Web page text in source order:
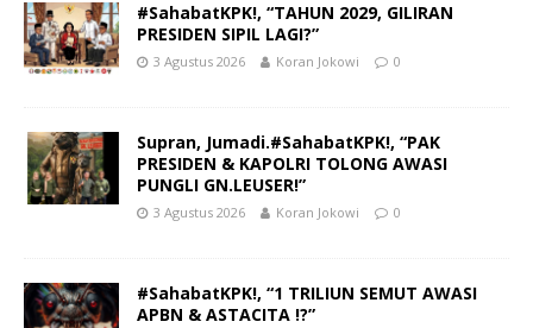
#SahabatKPK!, “TAHUN 2029, GILIRAN
PRESIDEN SIPIL LAGI?”
3 Agustus 2026 Koran Jokowi 0
Supran, Jumadi.#SahabatKPK!, “PAK
PRESIDEN & KAPOLRI TOLONG AWASI
PUNGLI GN.LEUSER!”
3 Agustus 2026 Koran Jokowi 0
#SahabatKPK!, “1 TRILIUN SEMUT AWASI
APBN & ASTACITA !?”